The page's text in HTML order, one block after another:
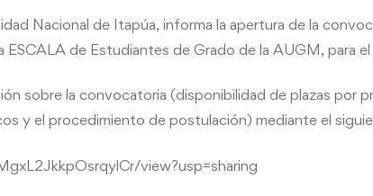
Nacional de Itapúa, informa la apertura de la
de Estudiantes de Grado de la AUGM, para
sobre la convocatoria (disponibilidad de plazas por
y el procedimiento de postulación) mediante el
view?usp=sharing